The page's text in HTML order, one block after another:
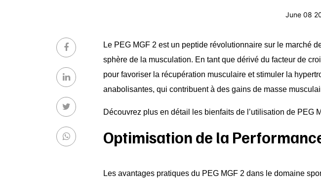
June 08
Le PEG MGF 2 est un peptide révolutionnaire sur le marché
sphère de la musculation. En tant que dérivé du facteur de
pour favoriser la récupération musculaire et stimuler la
anabolisantes, qui contribuent à des gains de masse
Découvrez plus en détail les bienfaits de l’utilisation de PEG
Optimisation de la
Les avantages pratiques du PEG MGF 2 dans le domaine